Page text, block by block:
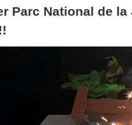
Parc National de la